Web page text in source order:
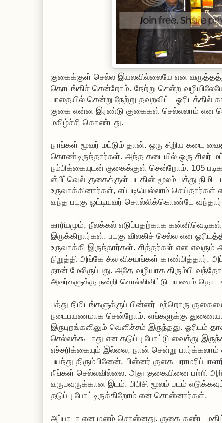
குகைக்குள் செல்ல இயலவில்லையே என
தொடங்கிச் சென்றோம். நேற்று சென்ற
பாதையில் சென்று நேற்று தவறவிட்ட ஓரிடத்தில்
குகை என்ன இரண்டு குகைகள் செல்லலாம் என
மகிழ்ச்சி கொண்டது.
நாங்கள் மூவர் மட்டும் தான். ஒரு சிறிய கடை
கொண்டிருந்தார்கள். அந்த கடையில் ஒரு சிலர்
நம்பிக்கையுடன் குகைக்குள் சென்றோம். 105
ஸ்பீட்வெல் குகைக்குள் படகின் மூலம் பத்து
உருவாக்கினார்கள், எப்படியெல்லாம்
வந்த படகு ஓட்டியவர் சொல்லிக்கொண்டே
காரீயமும், நீலக்கல் எடுப்பதற்காக கன்னிவெடிகள்
இருக்கிறார்கள். படகு விலகிச் செல்ல என
உருவாக்கி இருந்தார்கள். சித்தர்கள் என எவரும்
நிறுத்தி அங்கே சில விசயங்கள் காண்பித்தார்.
தான் மேலிருப்பது. அதே வழியாக திரும்பி
அவர்களுக்கு நன்றி சொல்லிவிட்டு பயணம்
பத்து நிமிடங்களுக்குப் பின்னர் மற்றொரு
நடைபயணமாக சென்றோம். எங்களுக்கு
இருபுறங்களிலும் வெளிச்சம் இருந்தது. ஓரிடம்
செல்லக்கூடாது என தடுப்பு போட்டு வைத்து
எச்சரிக்கையும் இல்லை, நான் சென்று
பயந்து திரும்பினேன். பின்னர் குகை
நீங்கள் செல்லவில்லை, அது குகையினை பற்றி
வருபவருக்கான இடம். பிபிசி மூலம் படம்
தடுப்பு போட்டிருக்கிறோம் என சொன்னார்கள்.
அப்பாடா என மனம் சொன்னது. குகை கண்ட